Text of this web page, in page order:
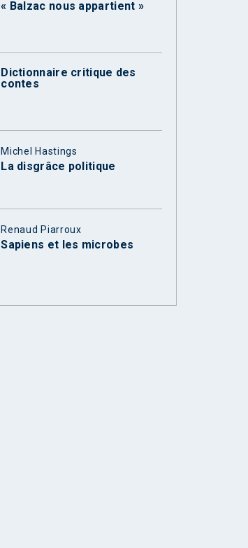
« Balzac nous appartient »
Dictionnaire critique des
contes
Michel Hastings
La disgrâce politique
Renaud Piarroux
Sapiens et les microbes